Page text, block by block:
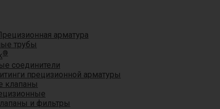
арматура
трубы
®
соединители
прецизионной арматуры
клапаны
и фильтры